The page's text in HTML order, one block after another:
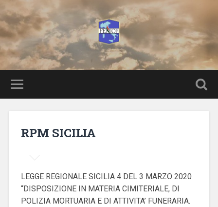
RPM SICILIA
LEGGE REGIONALE SICILIA 4 DEL 3 MARZO 2020
“DISPOSIZIONE IN MATERIA CIMITERIALE, DI
POLIZIA MORTUARIA E DI ATTIVITA’ FUNERARIA.